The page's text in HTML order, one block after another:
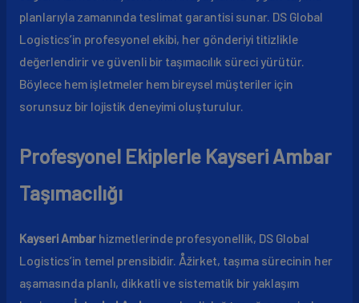
planlarıyla zamanında teslimat garantisi sunar. DS Global
Logistics’in profesyonel ekibi, her gönderiyi titizlikle
değerlendirir ve güvenli bir taşımacılık süreci yürütür.
Böylece hem işletmeler hem bireysel müşteriler için
sorunsuz bir lojistik deneyimi oluşturulur.
Profesyonel Ekiplerle Kayseri Ambar
Taşımacılığı
Kayseri Ambarhizmetlerinde profesyonellik, DS Global
Logistics’in temel prensibidir. Åžirket, taşıma sürecinin her
aşamasında planlı, dikkatli ve sistematik bir yaklaşım